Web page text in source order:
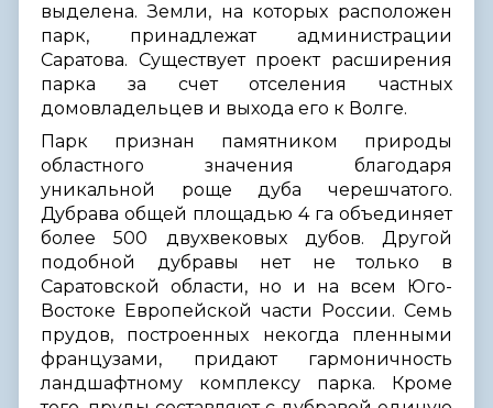
выделена. Земли, на которых расположен
парк, принадлежат администрации
Саратова. Существует проект расширения
парка за счет отселения частных
домовладельцев и выхода его к Волге.
Парк признан памятником природы
областного значения благодаря
уникальной роще дуба черешчатого.
Дубрава общей площадью 4 га объединяет
более 500 двухвековых дубов. Другой
подобной дубравы нет не только в
Саратовской области, но и на всем Юго-
Востоке Европейской части России. Семь
прудов, построенных некогда пленными
французами, придают гармоничность
ландшафтному комплексу парка. Кроме